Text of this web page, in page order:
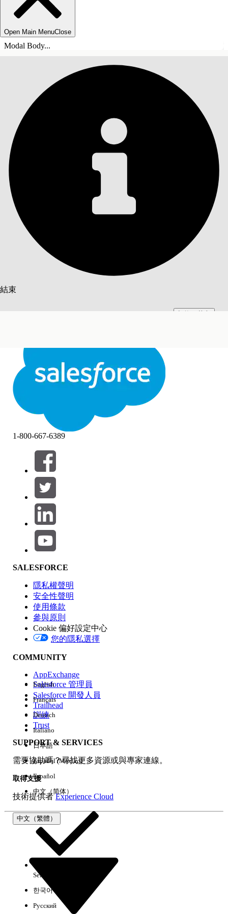
Open Main MenuClose
Modal Body...
結束
結束
目錄
篩選器 (0)
選取篩選
產品區域
功能影響
版本
經驗
1-800-667-6389
SALESFORCE
隱私權聲明
安全性聲明
使用條款
參與原則
Cookie 偏好設定中心
您的隱私選擇
COMMUNITY
AppExchange
Salesforce 管理員
Salesforce 開發人員
Trailhead
訓練
Trust
SUPPORT & SERVICES
需要協助嗎？尋找更多資源或與專家連線。
取得支援
技術提供者Experience Cloud
中文（繁體）
English
Français
Deutsch
Italiano
日本語
Español (México)
Español
中文（简体）
Select Org
한국어
Русский